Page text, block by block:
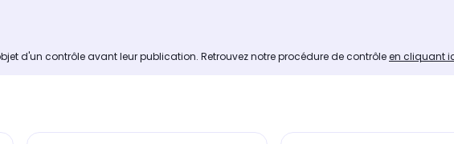
d'un contrôle avant leur publication. Retrouvez notre procédure de contrôleen cliquant